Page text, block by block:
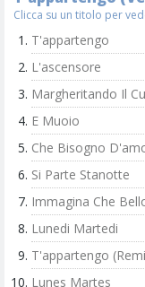
Clicca su un titolo per
T'appartengo
L'ascensore
Margheritando Il
E Muoio
Che Bisogno
Si Parte Stanotte
Immagina Che
Lunedi Martedi
T'appartengo
Lunes Martes